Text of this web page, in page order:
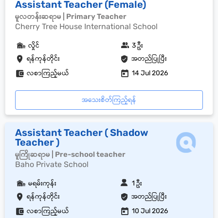
Assistant Teacher (Female)
မူလတန်းဆရာမ | Primary Teacher
Cherry Tree House International School
ရန်ကုန်တိုင်း အတည်ပြုပြီး
လှိုင် 3 ဦး
လစာကြည့်မယ် 14 Jul 2026
အသေးစိတ်ကြည့်ရန်
Assistant Teacher ( Shadow
Teacher )
မူကြိုဆရာမ | Pre-school teacher
Baho Private School
ရန်ကုန်တိုင်း အတည်ပြုပြီး
မရမ်းကုန်း 1 ဦး
လစာကြည့်မယ် 10 Jul 2026